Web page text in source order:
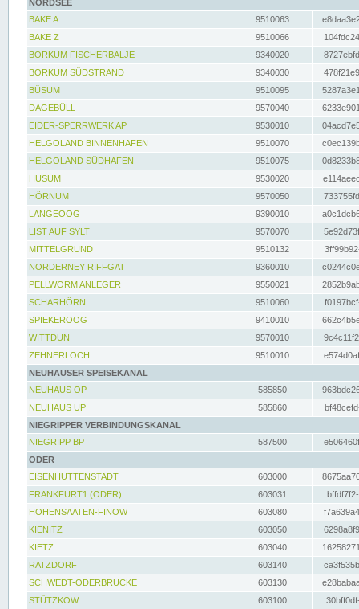
NORDSEE
BAKE A
9510063
BAKE Z
9510066
BORKUM FISCHERBALJE
9340020
BORKUM SÜDSTRAND
9340030
BÜSUM
9510095
DAGEBÜLL
9570040
EIDER-SPERRWERK AP
9530010
HELGOLAND BINNENHAFEN
9510070
HELGOLAND SÜDHAFEN
9510075
HUSUM
9530020
HÖRNUM
9570050
LANGEOOG
9390010
LIST AUF SYLT
9570070
MITTELGRUND
9510132
NORDERNEY RIFFGAT
9360010
PELLWORM ANLEGER
9550021
SCHARHÖRN
9510060
SPIEKEROOG
9410010
WITTDÜN
9570010
ZEHNERLOCH
9510010
NEUHAUSER SPEISEKANAL
NEUHAUS OP
585850
NEUHAUS UP
585860
NIEGRIPPER VERBINDUNGSKANAL
NIEGRIPP BP
587500
ODER
EISENHÜTTENSTADT
603000
FRANKFURT1 (ODER)
603031
HOHENSAATEN-FINOW
603080
KIENITZ
603050
KIETZ
603040
RATZDORF
603140
SCHWEDT-ODERBRÜCKE
603130
STÜTZKOW
603100